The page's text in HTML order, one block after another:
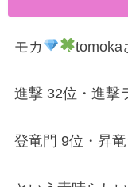
モカ tomoka
進撃 32位・進撃
登竜門 9位・昇